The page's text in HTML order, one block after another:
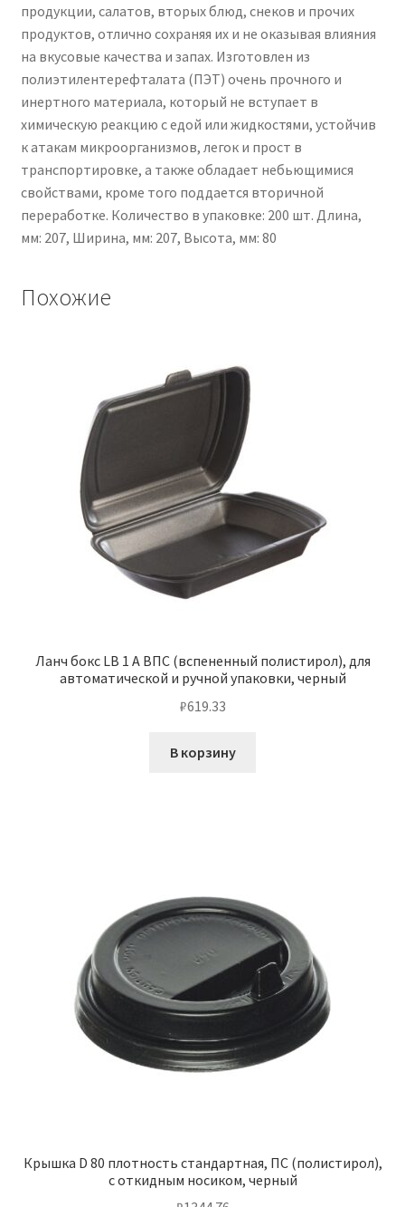
продукции, салатов, вторых блюд, снеков и прочих
продуктов, отлично сохраняя их и не оказывая влияния
на вкусовые качества и запах. Изготовлен из
полиэтилентерефталата (ПЭТ) очень прочного и
инертного материала, который не вступает в
химическую реакцию с едой или жидкостями, устойчив
к атакам микроорганизмов, легок и прост в
транспортировке, а также обладает небьющимися
свойствами, кроме того поддается вторичной
переработке. Количество в упаковке: 200 шт. Длина,
мм: 207, Ширина, мм: 207, Высота, мм: 80
Похожие
Ланч бокс LB 1 А ВПС (вспененный полистирол), для
автоматической и ручной упаковки, черный
₽619.33
В корзину
Крышка D 80 плотность стандартная, ПС (полистирол),
с откидным носиком, черный